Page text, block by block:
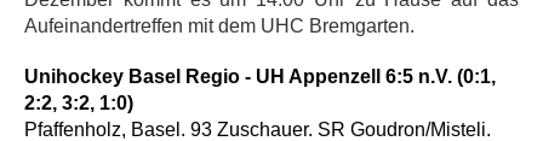
Aufeinandertreffen mit dem UHC Bremgarten.
Unihockey Basel Regio - UH Appenzell 6:5 n.V. (0:1,
2:2, 3:2, 1:0)
Pfaffenholz, Basel. 93 Zuschauer. SR Goudron/Misteli.